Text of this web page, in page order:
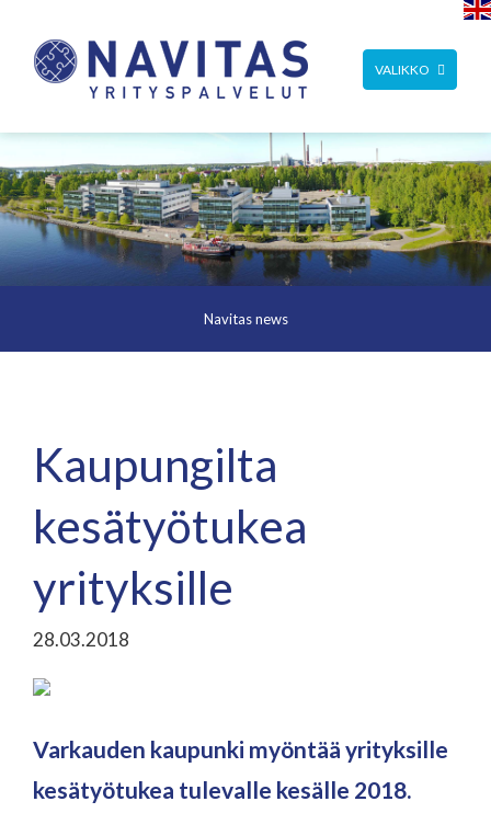
TOGGLE
NAVIGATION
VALIKKO
Navitas news
Kaupungilta
kesätyötukea
yrityksille
28.03.2018
Varkauden kaupunki myöntää yrityksille
kesätyötukea tulevalle kesälle 2018.